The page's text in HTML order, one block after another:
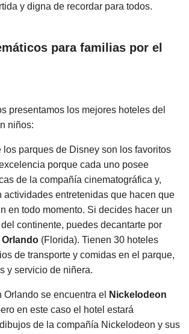
y digna de recordar para todos.
para familias por el
presentamos los mejores hoteles del
niños:
los parques de Disney son los favoritos
porque cada uno posee
de la compañía cinematográfica y,
actividades entretenidas que hacen que
en todo momento. Si decides hacer un
continente, puedes decantarte por
Orlando (Florida). Tienen 30 hoteles
de transporte y comidas en el parque,
y servicio de niñera.
Orlando se encuentra el
Nickelodeon
en este caso el hotel estará
de la compañía Nickelodeon y sus